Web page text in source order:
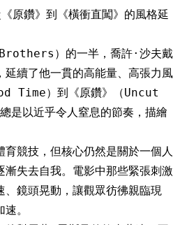
原鑽》到《橫衝直闖》的風格延
）的一半，喬許·沙夫戴
延續了他一貫的高能量、高張力風
Time）到《原鑽》（Uncut
是以近乎令人窒息的節奏，描繪
育競技，但核心仍然是關於一個人
失去自我。電影中那些緊張刺激
、鏡頭晃動，讓觀眾彷彿親臨現
。